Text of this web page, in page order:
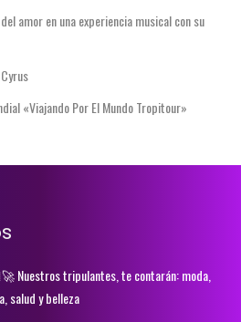
amor en una experiencia musical con su
«Viajando Por El Mundo Tropitour»
Nuestros tripulantes, te contarán: moda,
salud y belleza